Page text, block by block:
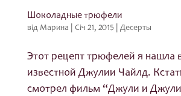
Шоколадные трюфели
від Марина Січ 21, 2015| Десерты
Этот рецепт трюфелей я нашла
известной Джулии Чайлд.
смотрел фильм “Джули и